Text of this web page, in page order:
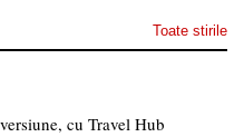
Toate stirile
cu Travel Hub